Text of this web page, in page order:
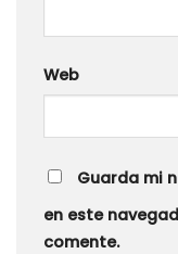
Web
Guarda mi
en este
comente.